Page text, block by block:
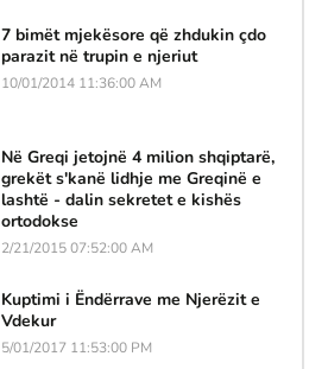
7 bimët mjekësore që zhdukin çdo
parazit në trupin e njeriut
10/01/2014 11:36:00 AM
Në Greqi jetojnë 4 milion shqiptarë,
grekët s'kanë lidhje me Greqinë e
lashtë - dalin sekretet e kishës
ortodokse
2/21/2015 07:52:00 AM
Kuptimi i Ëndërrave me Njerëzit e
Vdekur
5/01/2017 11:53:00 PM